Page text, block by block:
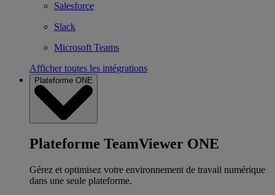
Salesforce
Slack
Microsoft Teams
Afficher toutes les intégrations
Plateforme ONE
Plateforme TeamViewer ONE
Gérez et optimisez votre environnement de travail numérique
dans une seule plateforme.